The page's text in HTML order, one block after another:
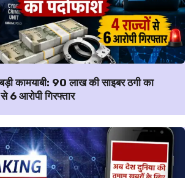
कामयाबी: ₹90 लाख की साइबर ठगी का
6 आरोपी गिरफ्तार